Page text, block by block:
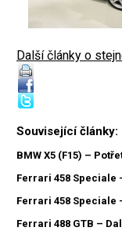
Další články o
Související články:
BMW X5 (F15) –
Ferrari 458 Speciale
Ferrari 458 Speciale
Ferrari 488 GTB –